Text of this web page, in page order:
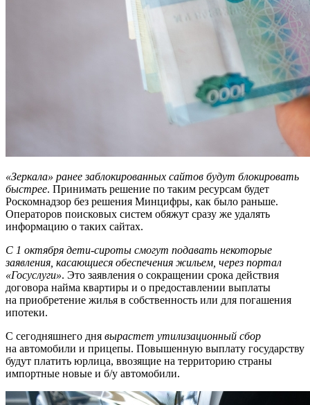
«Зеркала» ранее заблокированных сайтов будут блокировать
быстрее. Принимать решение по таким ресурсам будет
Роскомнадзор без решения Минцифры, как было раньше.
Операторов поисковых систем обяжут сразу же удалять
информацию о таких сайтах.
С 1 октября дети-сироты смогут подавать некоторые
заявления, касающиеся обеспечения жильем, через портал
«Госуслуги». Это заявления о сокращении срока действия
договора найма квартиры и о предоставлении выплаты
на приобретение жилья в собственность или для погашения
ипотеки.
С сегодняшнего дня вырастет утилизационный сбор
на автомобили и прицепы. Повышенную выплату государству
будут платить юрлица, ввозящие на территорию страны
импортные новые и б/у автомобили.